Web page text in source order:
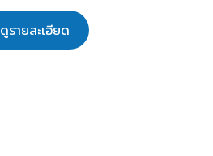
ดูรายละเอียด